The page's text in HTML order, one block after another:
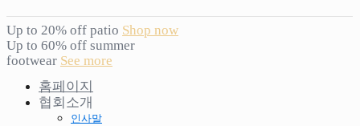
Up to 20% off patio Shop now
Up to 60% off summer
footwear See more
홈페이지
협회소개
인사말